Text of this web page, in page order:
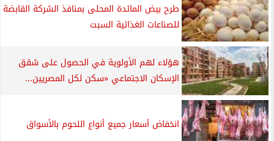
طرح بيض المائدة المحلى بمنافذ الشركة القابضة
للصناعات الغذائية السبت
هؤلاء لهم الأولوية في الحصول على شقق
الإسكان الاجتماعي «سكن لكل المصريين...
انخفاض أسعار جميع أنواع اللحوم بالأسواق